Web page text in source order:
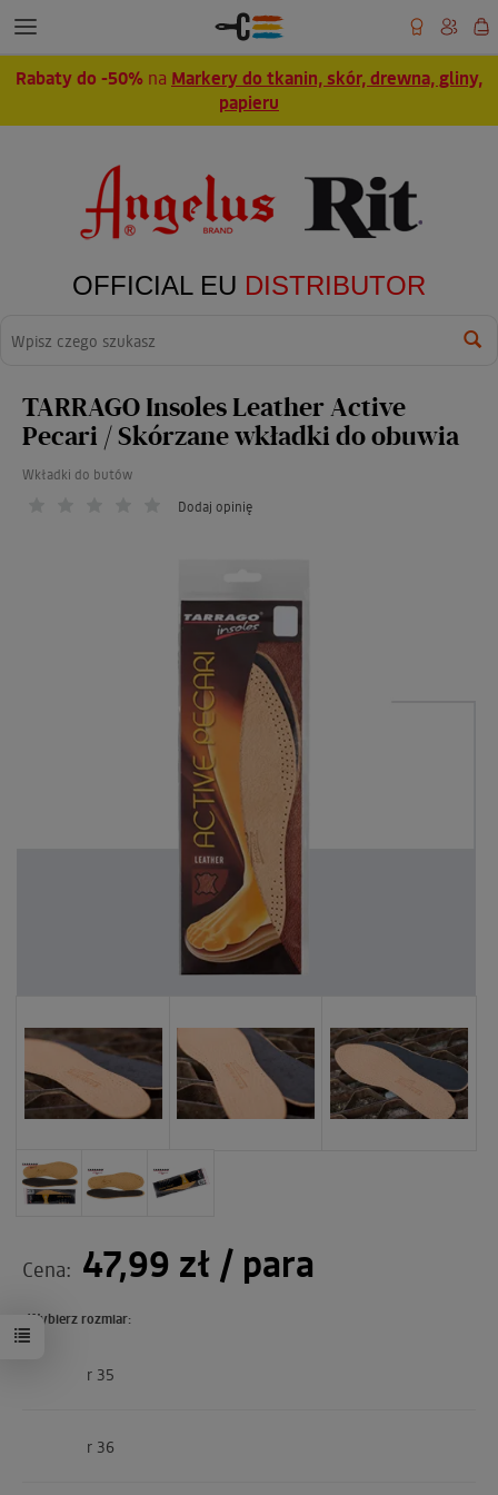
Rabaty do -50% na Markery do tkanin, skór, drewna, gliny,
papieru
OFFICIAL EU DISTRIBUTOR
TARRAGO Insoles Leather Active
Pecari / Skórzane wkładki do obuwia
Wkładki do butów
Dodaj opinię
Cena: 47,99 zł / para
Wybierz rozmiar:
r 35
r 36